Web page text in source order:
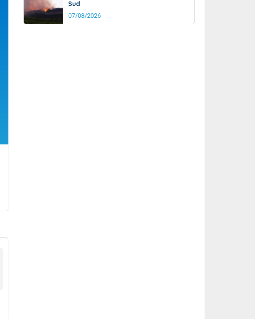
Sud
07/08/2026